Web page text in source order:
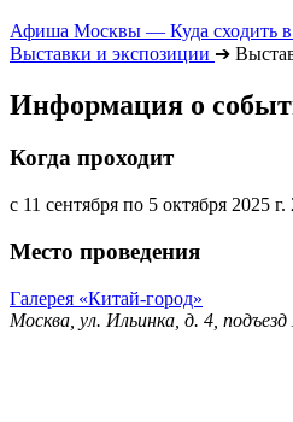
Афиша Москвы — Куда сходить
Выставки и экспозиции ➔
Информация о
Когда проходит
с 11 сентября по 5 октября 2025 г.
Место проведения
Галерея «Китай-город»
Москва, ул. Ильинка, д. 4,